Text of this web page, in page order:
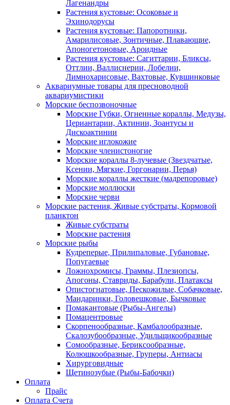
Лагенандры
Растения кустовые: Осоковые и
Эхинодорусы
Растения кустовые: Папоротники,
Амарилисовые, Зонтичные, Плавающие,
Апоногетоновые, Ароидные
Растения кустовые: Сагиттарии, Бликсы,
Оттлии, Валлиснерии, Лобелии,
Лимнохарисовые, Вахтовые, Кувшинковые
Аквариумные товары для пресноводной
аквариумистики
Морские беспозвоночные
Морские Губки, Огненные кораллы, Медузы,
Цериантарии, Актинии, Зоантусы и
Дискоактинии
Морские иглокожие
Морские членистоногие
Морские кораллы 8-лучевые (Звездчатые,
Ксении, Мягкие, Горгонарии, Перья)
Морские кораллы жесткие (мадрепоровые)
Морские моллюски
Морские черви
Морские растения, Живые субстраты, Кормовой
планктон
Живые субстраты
Морские растения
Морские рыбы
Кудреперые, Прилипаловые, Губановые,
Попугаевые
Ложнохромисы, Граммы, Плезиопсы,
Апогоны, Ставриды, Барабули, Платаксы
Опистогнатовые, Пескожилые, Собачковые,
Мандаринки, Головешковые, Бычковые
Помакантовые (Рыбы-Ангелы)
Помацентровые
Скорпенообразные, Камбалообразные,
Скалозубообразные, Удильщикообразные
Сомообразные, Бериксообразные,
Колюшкообразные, Груперы, Антиасы
Хирурговидные
Щетинозубые (Рыбы-Бабочки)
Оплата
Прайс
Оплата Счета